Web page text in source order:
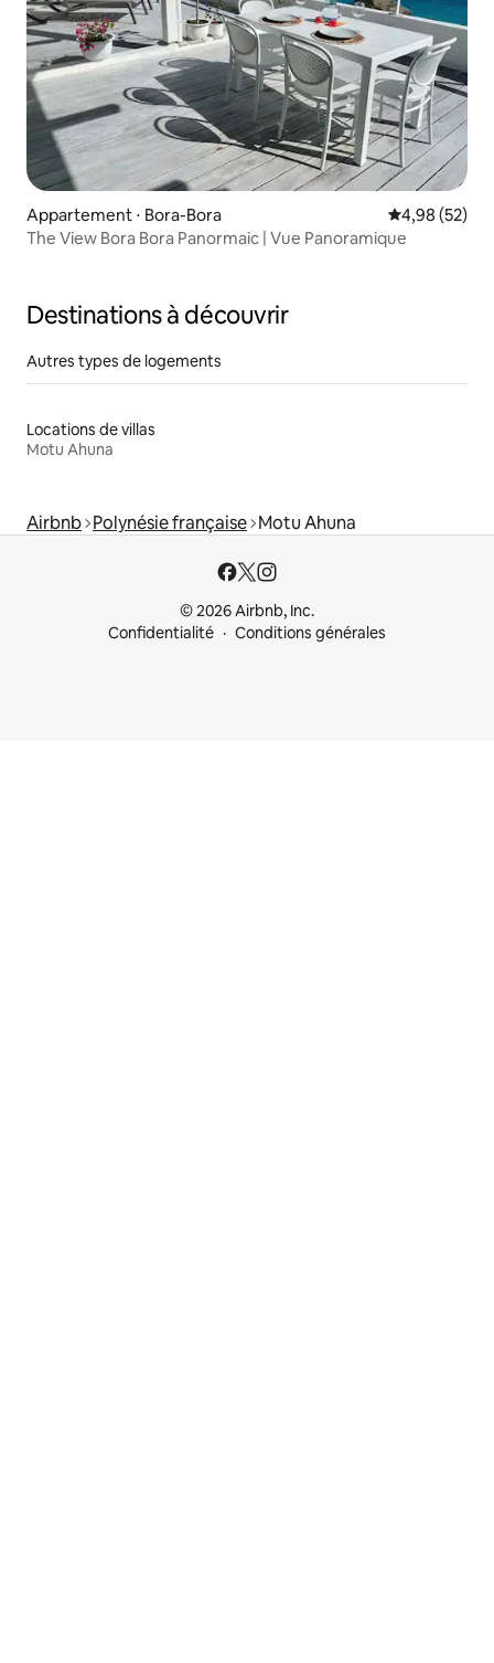
Appartement ⋅ Bora-Bora Évaluation
4,98 (52)
The View Bora Bora Panormaic | Vue Panoramique
Destinations à découvrir
Autres types de logements
Locations de villas
Motu Ahuna
Airbnb Polynésie française Motu Ahuna
© 2026 Airbnb, Inc.
Confidentialité
Conditions générales